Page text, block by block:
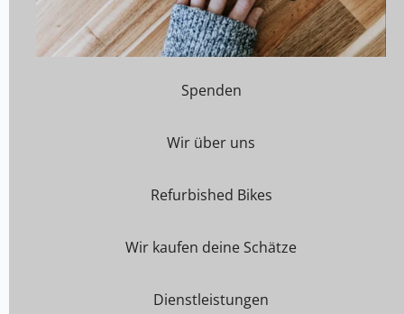
Spenden
Wir über uns
Refurbished Bikes
Wir kaufen deine Schätze
Dienstleistungen